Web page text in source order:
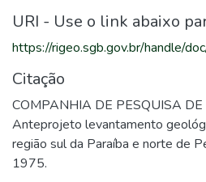
URI - Use o link abaixo
https://rigeo.sgb.gov.br/handle/
Citação
COMPANHIA DE PESQUISA DE
Anteprojeto levantamento
região sul da Paraíba e norte de
1975.